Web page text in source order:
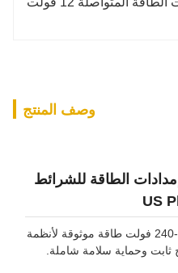
وصف المنتج
UL Class 2 5V 4A 20W إمدادات الطاقة للشرائط
يوفر هذا المحول التيار المتردد 100-240 فولت طاقة موثوقة لأنظمة